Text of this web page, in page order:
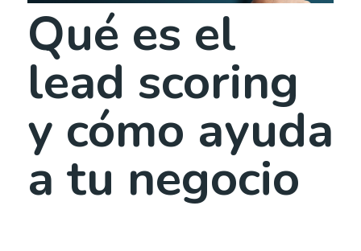
Qué es el
lead scoring
y cómo ayuda
a tu negocio